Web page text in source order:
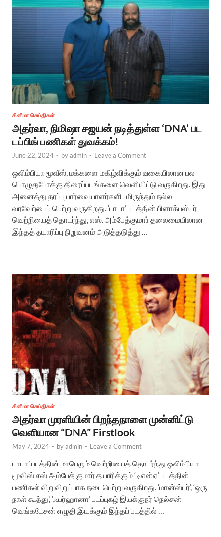
சினிமா செய்திகள்
அதர்வா, நிமிஷா சஜயன் நடித்துள்ள ‘DNA’ பட
டப்பிங் பணிகள் துவக்கம்!
June 22, 2024 - byadmin - Leave a Comment
ஒலிம்பியா மூவீஸ், மக்களை மகிழ்விக்கும் வகையிலான பல
பொழுதுபோக்கு திரைப்படங்களை வெளியிட்டு வருகிறது. இது
அனைத்து தரப்பு பார்வையாளர்களிடமிருந்தும் நல்ல
வரவேற்பைப் பெற்று வருகிறது. ‘டாடா’ படத்தின் பிளாக்பஸ்டர்
வெற்றியைத் தொடர்ந்து, எஸ். அம்பேத்குமார் தலைமையிலான
இந்தத் தயாரிப்பு நிறுவனம் அடுத்தடுத்து …
சினிமா செய்திகள்
அதர்வா முரளியின் பிறந்தநாளை முன்னிட்டு
வெளியான “DNA” Firstlook
May 7, 2024 - byadmin - Leave a Comment
டாடா’ படத்தின் மாபெரும் வெற்றியைத் தொடர்ந்து ஒலிம்பியா
மூவிஸ் எஸ் அம்பேத் குமார் தயாரிக்கும் ‘டிஎன்ஏ’ படத்தின்
பணிகள் விறுவிறுப்பாக நடைபெற்று வருகிறது. ‘மான்ஸ்டர்’, ‘ஒரு
நாள் கூத்து’, ‘ஃபர்ஹானா’ படப்புகழ் இயக்குநர் நெல்சன்
வெங்கடேசன் எழுதி இயக்கும் இந்தப் படத்தில் …